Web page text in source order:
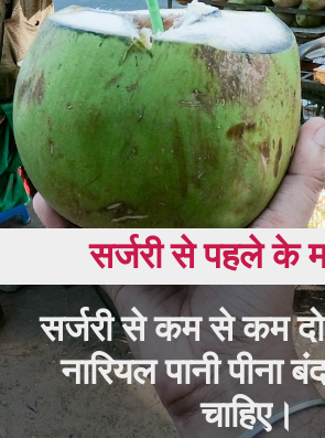
सर्जरी से कम से कम
नारियल पानी पीना
चाहिए।
सर्जरी से पहले के